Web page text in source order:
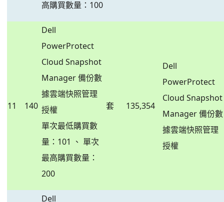
高購買數量：100
11 140
Dell
PowerProtect
Cloud Snapshot
Manager 備份數
據雲端快照管理
授權
單次最低購買數
量：101 、 單次
最高購買數量：
200
套 135,354
Dell
PowerProtect
Cloud Snapshot
Manager 備份數
據雲端快照管理
授權
Dell